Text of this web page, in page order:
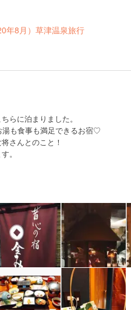
年8月）草津温泉旅行
らに泊まりました。
湯も食事も満足できるお宿♡
さんとのこと！
。